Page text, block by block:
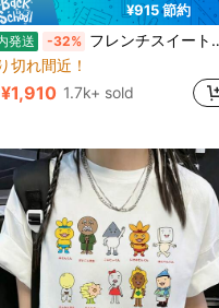
¥915 節約
発送 -32% フレンチスイート風刺繍シフォンブラウス夏のレディースウェアショート丈シャツシフォン半袖トップスは、日常の街歩きにぴったり
切れ間近！
¥1,910 1.7k+ sold